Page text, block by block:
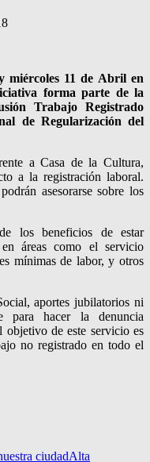
miércoles 11 de Abril en
forma parte de la
Trabajo Registrado
de Regularización del
a Casa de la Cultura,
a la registración laboral.
asesorarse sobre los
los beneficios de estar
áreas como el servicio
mínimas de labor, y otros
aportes jubilatorios ni
para hacer la denuncia
objetivo de este servicio es
no registrado en todo el
ciudadAlta